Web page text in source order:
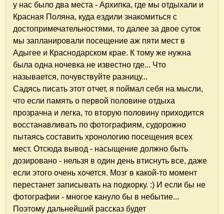
у нас было два места - Архипка, где мы отдыхали и
Красная Поляна, куда ездили знакомиться с
достопримечательностями, то далее за двое суток
мы запланировали посещение аж пяти мест в
Адыгее и Краснодарском крае. К тому же нужна
была одна ночевка не известно где... Что
называется, почувствуйте разницу...
Садясь писать этот отчет, я поймал себя на мысли,
что если память о первой половине отдыха
прозрачна и легка, то вторую половину приходится
восстанавливать по фотографиям, судорожно
пытаясь составить хронологию посещения всех
мест. Отсюда вывод - насыщение должно быть
дозировано - нельзя в один день втиснуть все, даже
если этого очень хочется. Мозг в какой-то момент
перестанет записывать на подкорку. :) И если бы не
фотографии - многое кануло бы в небытие...
Поэтому дальнейший рассказ будет